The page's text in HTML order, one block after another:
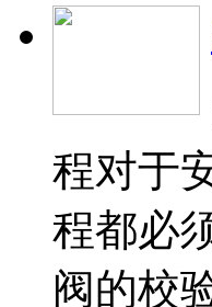
程对于
程都必
阀的校